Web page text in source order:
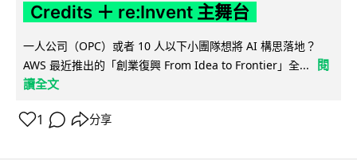
Credits ＋ re:Invent 主舞台
一人公司（OPC）或者 10 人以下小團隊想將 AI 構思落地？
AWS 最近推出的「創業復興 From Idea to Frontier」全...
閱
讀全文
1 分享